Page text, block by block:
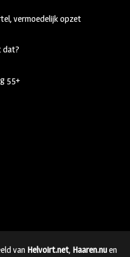
vermoedelijk opzet
dat?
55+
van Helvoirt.net, Haaren.nuen